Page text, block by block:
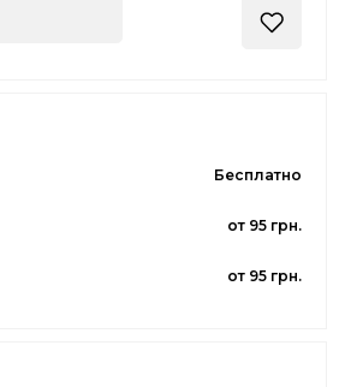
Бесплатно
от 95 грн.
от 95 грн.